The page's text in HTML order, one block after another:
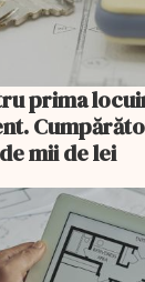
prima
mii de lei